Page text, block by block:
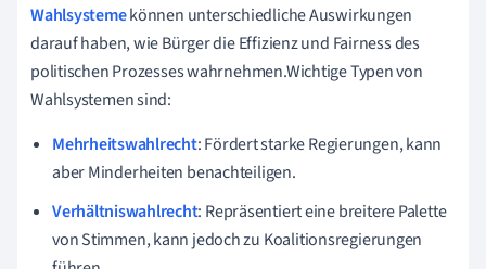
Wahlsystemekönnen unterschiedliche Auswirkungen
darauf haben, wie Bürger die Effizienz und Fairness des
politischen Prozesses wahrnehmen.Wichtige Typen von
Wahlsystemen sind:
Mehrheitswahlrecht: Fördert starke Regierungen, kann
aber Minderheiten benachteiligen.
Verhältniswahlrecht: Repräsentiert eine breitere Palette
von Stimmen, kann jedoch zu Koalitionsregierungen